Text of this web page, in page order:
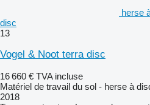
herse
disc
13
Vogel & Noot terra disc
16 660 € TVA incluse
Matériel de travail du sol - herse à
2018